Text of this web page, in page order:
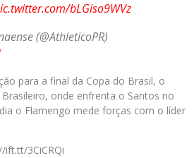
bLGiso9WVz
(@AthleticoPR)
para a final da Copa do Brasil, o
onde enfrenta o Santos no
o Flamengo mede forças com o líder
3CiCRQi